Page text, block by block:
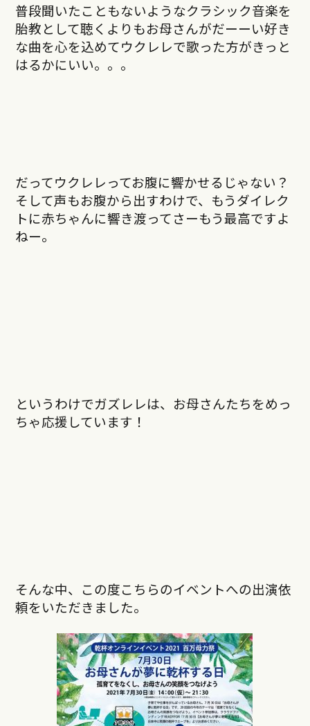
普段聞いたこともないようなクラシック音楽を
胎教として聴くよりもお母さんがだーーい好き
な曲を心を込めてウクレレで歌った方がきっと
はるかにいい。。。
だってウクレレってお腹に響かせるじゃない？
そして声もお腹から出すわけで、もうダイレク
トに赤ちゃんに響き渡ってさーもう最高ですよ
ねー。
というわけでガズレレは、お母さんたちをめっ
ちゃ応援しています！
そんな中、この度こちらのイベントへの出演依
頼をいただきました。